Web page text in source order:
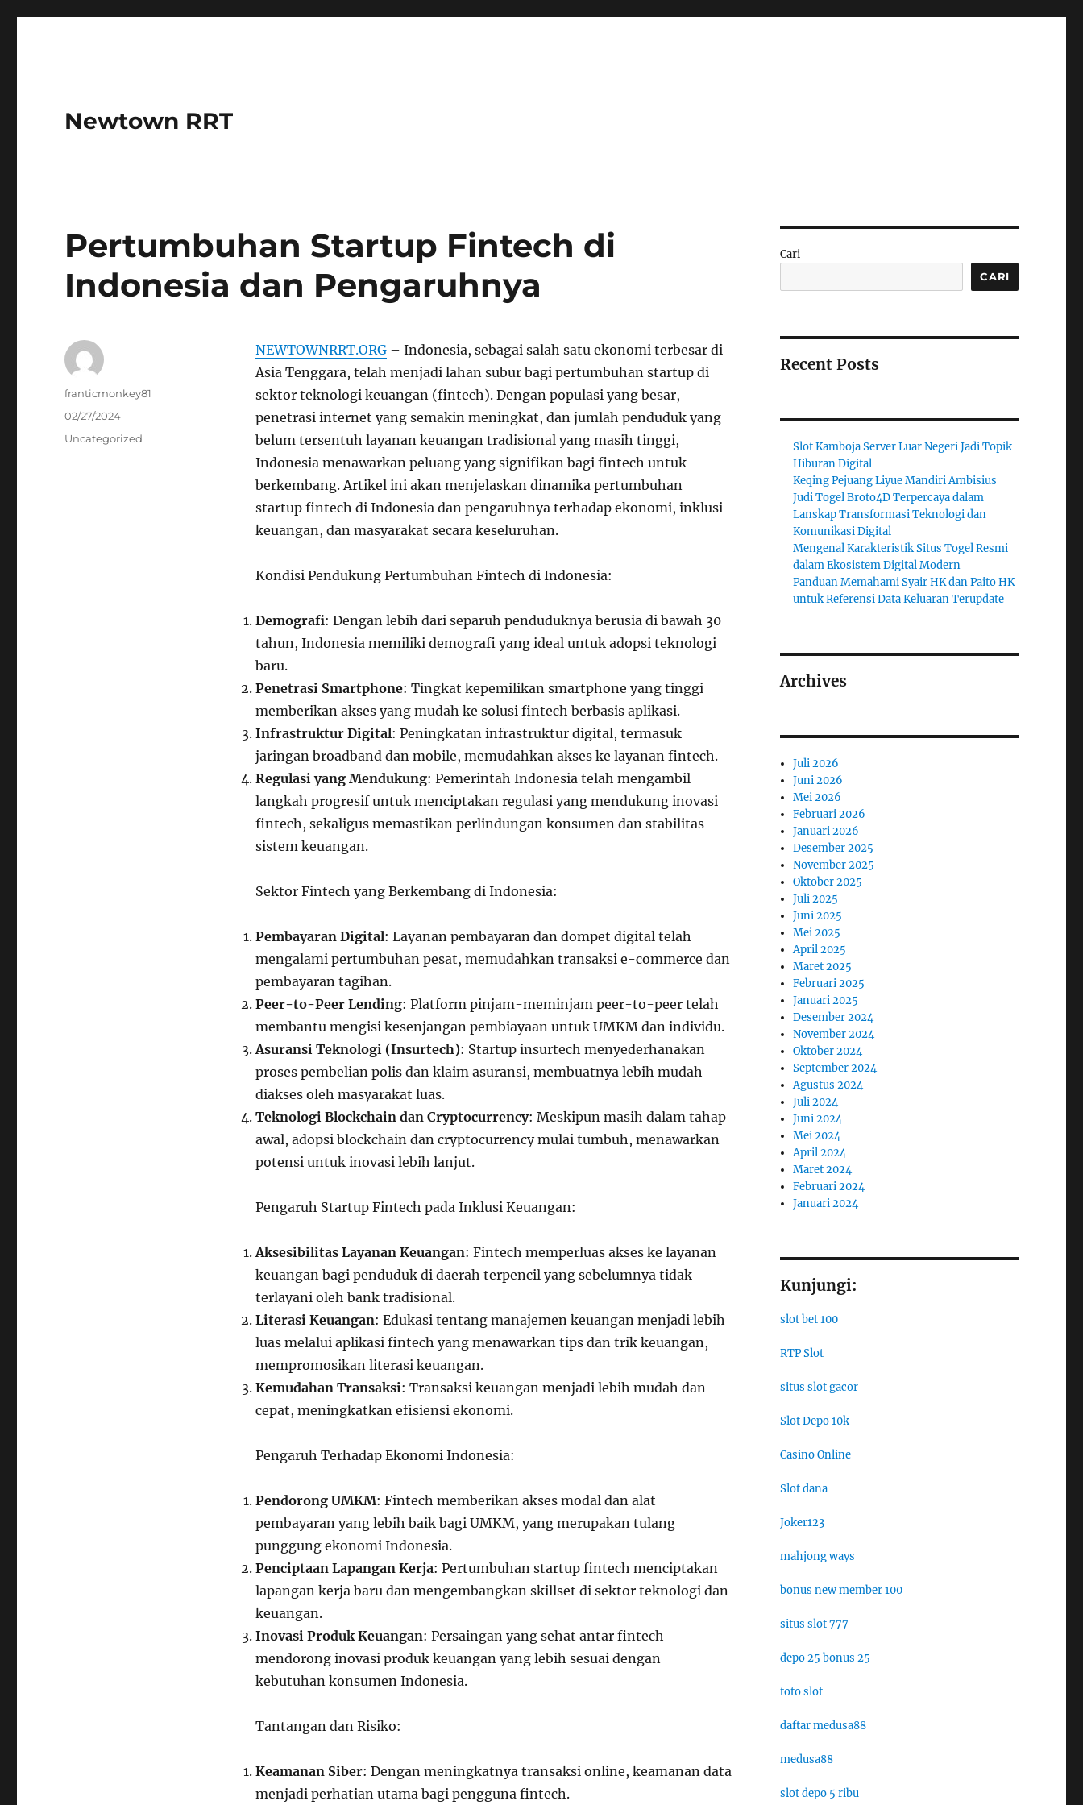
Newtown RRT
Pertumbuhan Startup Fintech di
Indonesia dan Pengaruhnya
NEWTOWNRRT.ORG– Indonesia, sebagai salah satu ekonomi terbesar di
Asia Tenggara, telah menjadi lahan subur bagi pertumbuhan startup di
sektor teknologi keuangan (fintech). Dengan populasi yang besar,
penetrasi internet yang semakin meningkat, dan jumlah penduduk yang
belum tersentuh layanan keuangan tradisional yang masih tinggi,
Indonesia menawarkan peluang yang signifikan bagi fintech untuk
berkembang. Artikel ini akan menjelaskan dinamika pertumbuhan
startup fintech di Indonesia dan pengaruhnya terhadap ekonomi, inklusi
keuangan, dan masyarakat secara keseluruhan.
Kondisi Pendukung Pertumbuhan Fintech di Indonesia:
Demografi: Dengan lebih dari separuh penduduknya berusia di bawah 30
tahun, Indonesia memiliki demografi yang ideal untuk adopsi teknologi
baru.
Penetrasi Smartphone: Tingkat kepemilikan smartphone yang tinggi
memberikan akses yang mudah ke solusi fintech berbasis aplikasi.
Infrastruktur Digital: Peningkatan infrastruktur digital, termasuk
jaringan broadband dan mobile, memudahkan akses ke layanan fintech.
Regulasi yang Mendukung: Pemerintah Indonesia telah mengambil
langkah progresif untuk menciptakan regulasi yang mendukung inovasi
fintech, sekaligus memastikan perlindungan konsumen dan stabilitas
sistem keuangan.
Sektor Fintech yang Berkembang di Indonesia:
Pembayaran Digital: Layanan pembayaran dan dompet digital telah
mengalami pertumbuhan pesat, memudahkan transaksi e-commerce dan
pembayaran tagihan.
Peer-to-Peer Lending: Platform pinjam-meminjam peer-to-peer telah
membantu mengisi kesenjangan pembiayaan untuk UMKM dan individu.
Asuransi Teknologi (Insurtech): Startup insurtech menyederhanakan
proses pembelian polis dan klaim asuransi, membuatnya lebih mudah
diakses oleh masyarakat luas.
Teknologi Blockchain dan Cryptocurrency: Meskipun masih dalam tahap
awal, adopsi blockchain dan cryptocurrency mulai tumbuh, menawarkan
potensi untuk inovasi lebih lanjut.
Pengaruh Startup Fintech pada Inklusi Keuangan:
Aksesibilitas Layanan Keuangan: Fintech memperluas akses ke layanan
keuangan bagi penduduk di daerah terpencil yang sebelumnya tidak
terlayani oleh bank tradisional.
Literasi Keuangan: Edukasi tentang manajemen keuangan menjadi lebih
luas melalui aplikasi fintech yang menawarkan tips dan trik keuangan,
mempromosikan literasi keuangan.
Kemudahan Transaksi: Transaksi keuangan menjadi lebih mudah dan
cepat, meningkatkan efisiensi ekonomi.
Pengaruh Terhadap Ekonomi Indonesia:
Pendorong UMKM: Fintech memberikan akses modal dan alat
pembayaran yang lebih baik bagi UMKM, yang merupakan tulang
punggung ekonomi Indonesia.
Penciptaan Lapangan Kerja: Pertumbuhan startup fintech menciptakan
lapangan kerja baru dan mengembangkan skillset di sektor teknologi dan
keuangan.
Inovasi Produk Keuangan: Persaingan yang sehat antar fintech
mendorong inovasi produk keuangan yang lebih sesuai dengan
kebutuhan konsumen Indonesia.
Tantangan dan Risiko:
Keamanan Siber: Dengan meningkatnya transaksi online, keamanan data
menjadi perhatian utama bagi pengguna fintech.
Author
franticmonkey81
Posted
02/27/2024
Categories
Uncategorized
Cari
CARI
Recent Posts
Slot Kamboja Server Luar Negeri Jadi Topik
Hiburan Digital
Keqing Pejuang Liyue Mandiri Ambisius
Judi Togel Broto4D Terpercaya dalam
Lanskap Transformasi Teknologi dan
Komunikasi Digital
Mengenal Karakteristik Situs Togel Resmi
dalam Ekosistem Digital Modern
Panduan Memahami Syair HK dan Paito HK
untuk Referensi Data Keluaran Terupdate
Archives
Juli 2026
Juni 2026
Mei 2026
Februari 2026
Januari 2026
Desember 2025
November 2025
Oktober 2025
Juli 2025
Juni 2025
Mei 2025
April 2025
Maret 2025
Februari 2025
Januari 2025
Desember 2024
November 2024
Oktober 2024
September 2024
Agustus 2024
Juli 2024
Juni 2024
Mei 2024
April 2024
Maret 2024
Februari 2024
Januari 2024
Kunjungi:
slot bet 100
RTP Slot
situs slot gacor
Slot Depo 10k
Casino Online
Slot dana
Joker123
mahjong ways
bonus new member 100
situs slot 777
depo 25 bonus 25
toto slot
daftar medusa88
medusa88
slot depo 5 ribu